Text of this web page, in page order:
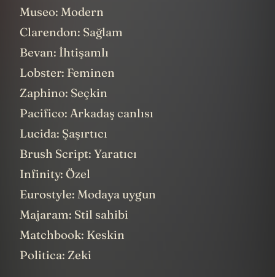
Museo: Modern
Clarendon: Sağlam
Bevan: İhtişamlı
Lobster: Feminen
Zaphino: Seçkin
Pacifico: Arkadaş canlısı
Lucida: Şaşırtıcı
Brush Script: Yaratıcı
Infinity: Özel
Eurostyle: Modaya uygun
Majaram: Stil sahibi
Matchbook: Keskin
Politica: Zeki